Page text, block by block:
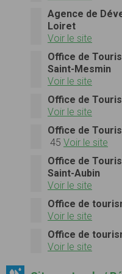
Agence de
Loiret
Voir le site
Office de
Saint-Mesmin
Voir le site
Office de
Voir le site
Office de
45 Voir le site
Office de
Saint-Aubin
Voir le site
Office de
Voir le site
Office de
Voir le site